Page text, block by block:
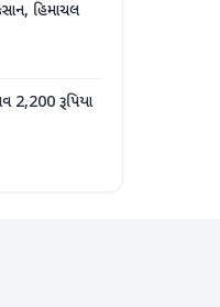
હિમાચલ
2,200 રૂપિયા